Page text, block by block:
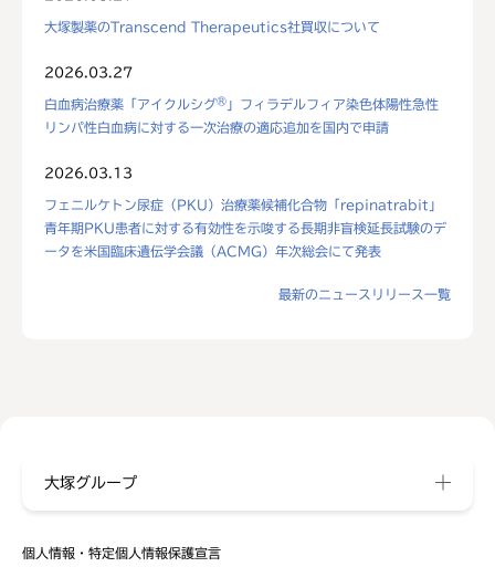
大塚製薬のTranscend Therapeutics社買収について
2026.03.27
白血病治療薬「アイクルシグ® 」フィラデルフィア染色体陽性急性
リンパ性白血病に対する一次治療の適応追加を国内で申請
2026.03.13
フェニルケトン尿症（PKU）治療薬候補化合物「repinatrabit」
青年期PKU患者に対する有効性を示唆する長期非盲検延長試験のデ
ータを米国臨床遺伝学会議（ACMG）年次総会にて発表
最新のニュースリリース一覧
個人情報・特定個人情報保護宣言
大塚グループ